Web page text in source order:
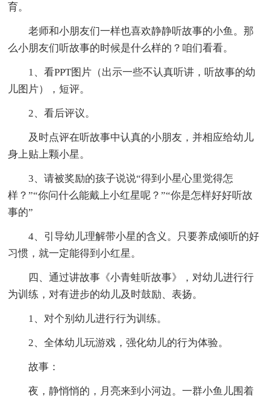
育。
老师和小朋友们一样也喜欢静静听故事的小鱼。那
么小朋友们听故事的时候是什么样的？咱们看看。
1、看PPT图片（出示一些不认真听讲，听故事的幼
儿图片），短评。
2、看后评议。
及时点评在听故事中认真的小朋友，并相应给幼儿
身上贴上颗小星。
3、请被奖励的孩子说说“得到小星心里觉得怎
样？”“你问什么能戴上小红星呢？”“你是怎样好好听故
事的”
4、引导幼儿理解带小星的含义。只要养成倾听的好
习惯，就一定能得到小红星。
四、通过讲故事《小青蛙听故事》，对幼儿进行行
为训练，对有进步的幼儿及时鼓励、表扬。
1、对个别幼儿进行行为训练。
2、全体幼儿玩游戏，强化幼儿的行为体验。
故事：
夜，静悄悄的，月亮来到小河边。一群小鱼儿围着